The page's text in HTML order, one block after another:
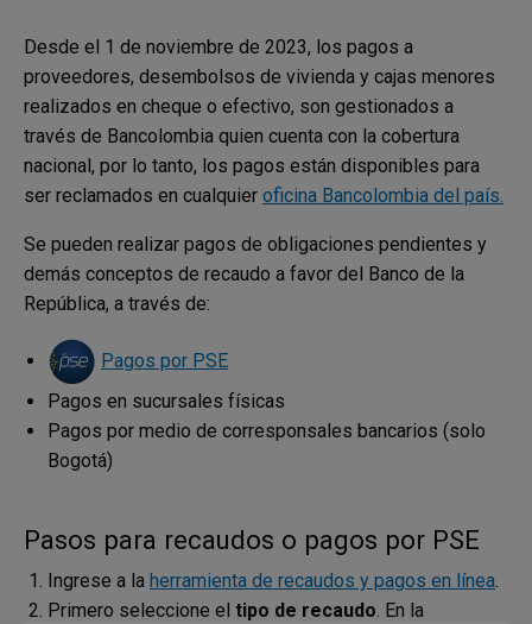
Desde el 1 de noviembre de 2023, los pagos a
proveedores, desembolsos de vivienda y cajas menores
realizados en cheque o efectivo, son gestionados a
través de Bancolombia quien cuenta con la cobertura
nacional, por lo tanto, los pagos están disponibles para
ser reclamados en cualquier oficina Bancolombia del país.
Se pueden realizar pagos de obligaciones pendientes y
demás conceptos de recaudo a favor del Banco de la
República, a través de:
Pagos por PSE
Pagos en sucursales físicas
Pagos por medio de corresponsales bancarios (solo
Bogotá)
Pasos para recaudos o pagos por PSE
Ingrese a la herramienta de recaudos y pagos en línea.
Primero seleccione el tipo de recaudo. En la